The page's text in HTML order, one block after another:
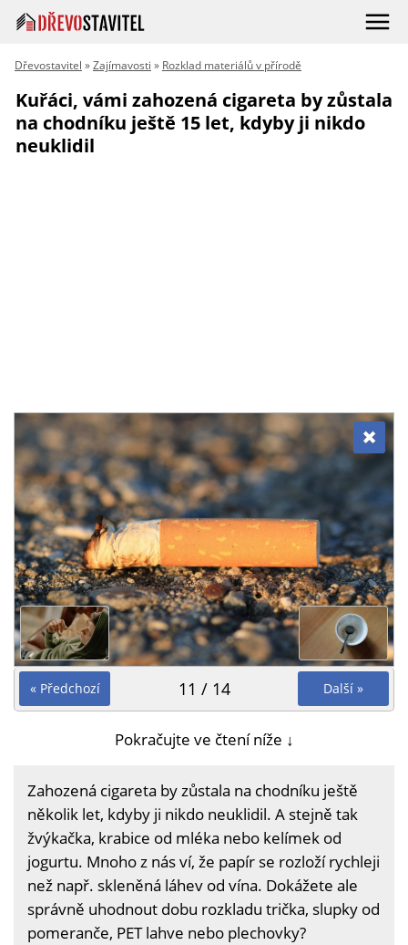
Dřevostavitel »Zajímavosti » Rozklad materiálů v přírodě
Kuřáci, vámi zahozená cigareta by zůstala
na chodníku ještě 15 let, kdyby ji nikdo
neuklidil
« Předchozí Další »
11 / 14
Pokračujte ve čtení níže ↓
Zahozená cigareta by zůstala na chodníku ještě
několik let, kdyby ji nikdo neuklidil. A stejně tak
žvýkačka, krabice od mléka nebo kelímek od
jogurtu. Mnoho z nás ví, že papír se rozloží rychleji
než např. skleněná láhev od vína. Dokážete ale
správně uhodnout dobu rozkladu trička, slupky od
pomeranče, PET lahve nebo plechovky?